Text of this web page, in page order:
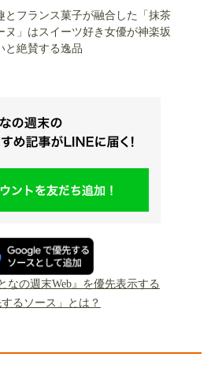
とフランス菓子が融合した「抹茶
ヌ」はスイーツ好き女優が神楽坂
と絶賛する逸品
なの週末Web』を優先表示する
するソース」とは？